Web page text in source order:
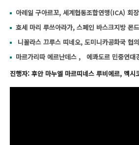
아레일 구아르꼬, 세계협동조합연맹(ICA) 회장
호세 마리 루쓰아라가, 스페인 바스크지방 몬
니꼴라스 끄루스 띠네오, 도미니카공화국 협
마르가리따 에르난데스 , 에콰도르 민중연대
진행자: 후안 마누엘 마르띠네스 루비에르, 멕시